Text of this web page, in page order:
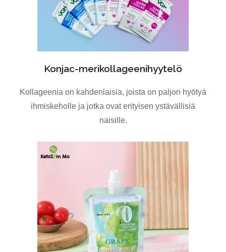
Konjac-merikollageenihyytelö
Kollageenia on kahdenlaisia, joista on paljon hyötyä
ihmiskeholle ja jotka ovat erityisen ystävällisiä
naisille.